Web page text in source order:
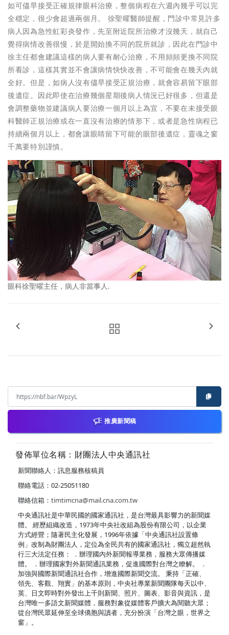
如可儘早接受正確規律眼科治療，整個病程在六週內幾乎可以完
全穩定，很少會超過兩個月。 徐聖曜醫師提醒，門診中常見許多
病人因為急性虹彩炎發作，先至附近院所治療才沒幾天，就自己
覺得病情改善很慢，於是開始換不同的院所就診，因此在門診中
徐主任都會建議這樣的病人要有耐心治療，不用頻頻更換不同院
所看診，這樣其實並不會讓病情快快改善，不可能會在幾天內就
全好。但是，如病人沒有儘早接受正規治療，就會容易留下眼部
後遺症。因此即使在治療幾個星期後病人情況已好很多，但還是
會調整藥物並建議病人要治療一個月以上為宜，不要在未接受眼
科醫師正規治療或在一直沒有治療的情形下，或者是急性病程已
持續兩個月以上，都會讓眼睛留下可能的眼部後遺症，靈魂之窗
千萬要特別謹慎。
眼科徐聖曜主任，病人非當事人.
推廣新聞稿
發佈單位名稱：財團法人中央通訊社
新聞聯絡人：訊息服務核稿員
聯絡電話：02-25051180
聯絡信箱： timtimcna@mail.cna.com.tw
中央通訊社是中華民國的國家通訊社，是台灣最具影響力的新聞媒
體。 經歷組織改造，1973年中央社改組為股份有限公司，以企業
方式經營；隨著民主化發展，1996年依據「中央通訊社設置條
例」改制為財團法人，定位為全民共有的國家通訊社，獨立超然執
行三大法定任務： ．辦理國內外新聞報導業務，服務大眾傳播媒
體。 ．辦理國家對外新聞通訊業務，促進國際對台灣之瞭解。 ．
加強與國際新聞通訊社合作，增進國際新聞交流。 秉持「正確、
領先、客觀、翔實」的基本原則，中央社專業新聞團隊每天以中、
英、日文即時對外發出上千則新聞、照片、圖表、影音與資訊，是
台灣唯一多語文新聞媒體，服務對象從媒體客戶擴大為閱聽大眾；
從台灣民眾延伸至全球僑胞與讀者，充分扮演「台灣之眼，世界之
窗」。